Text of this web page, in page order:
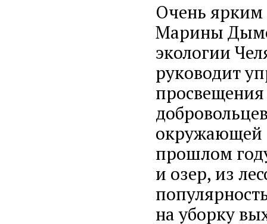
Очень
Марины
экологии
руководит
окружающей
прошлом
и озер, из
на уборку